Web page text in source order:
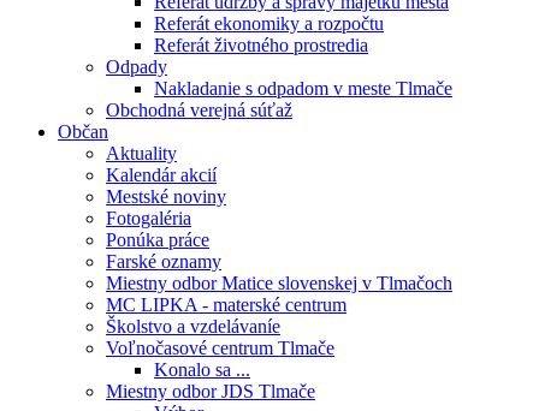
Referát ekonomiky a rozpočtu
Referát životného prostredia
Odpady
Nakladanie s odpadom v meste Tlmače
Obchodná verejná súťaž
Občan
Aktuality
Kalendár akcií
Mestské noviny
Fotogaléria
Ponúka práce
Farské oznamy
Miestny odbor Matice slovenskej v Tlmačoch
MC LIPKA - materské centrum
Školstvo a vzdelávaníe
Voľnočasové centrum Tlmače
Konalo sa ...
Miestny odbor JDS Tlmače